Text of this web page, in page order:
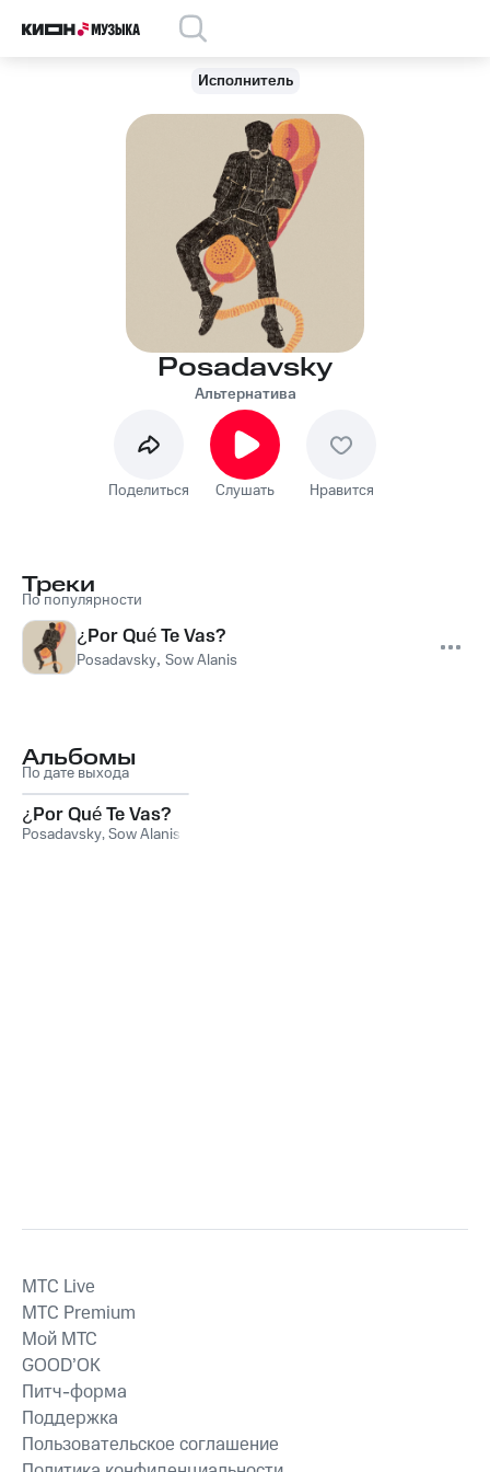
Исполнитель
Posadavsky
Альтернатива
Поделиться Слушать Нравится
Треки
По популярности
¿Por Qué Te Vas?
Posadavsky, Sow Alanis
Альбомы
По дате выхода
¿Por Qué Te Vas?
Posadavsky,Sow Alanis
MTС Live
MTС Premium
Мой МТС
GOOD’OK
Питч-форма
Поддержка
Пользовательское соглашение